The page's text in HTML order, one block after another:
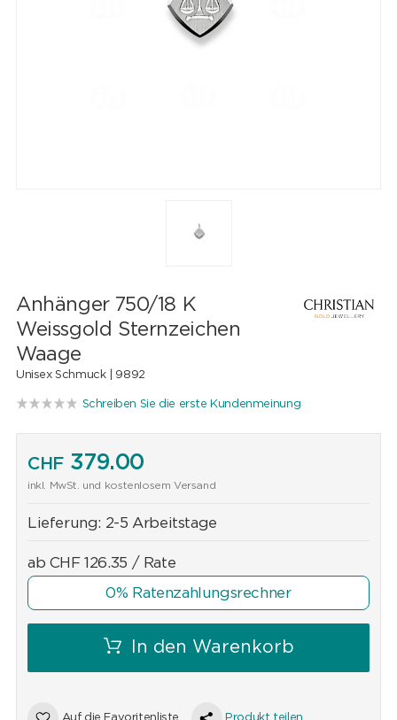
Anhänger 750/18 K
Weissgold Sternzeichen
Waage
Unisex Schmuck | 9892
Schreiben Sie die erste Kundenmeinung
CHF379.00
inkl. MwSt. und kostenlosem Versand
Lieferung: 2-5 Arbeitstage
ab CHF126.35 / Rate
0% Ratenzahlungsrechner
In den Warenkorb